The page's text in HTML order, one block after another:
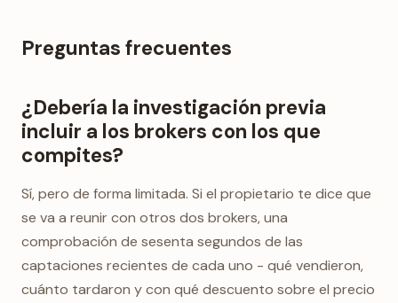
Preguntas frecuentes
¿Debería la investigación previa
incluir a los brokers con los que
compites?
Sí, pero de forma limitada. Si el propietario te dice que
se va a reunir con otros dos brokers, una
comprobación de sesenta segundos de las
captaciones recientes de cada uno - qué vendieron,
cuánto tardaron y con qué descuento sobre el precio